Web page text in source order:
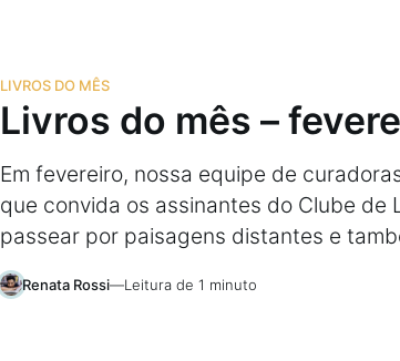
LIVROS DO MÊS
Livros do mês –
Em fevereiro, nossa equipe de
que convida os assinantes do Clube de
passear por paisagens distantes e
Renata Rossi—Leitura de 1 minuto